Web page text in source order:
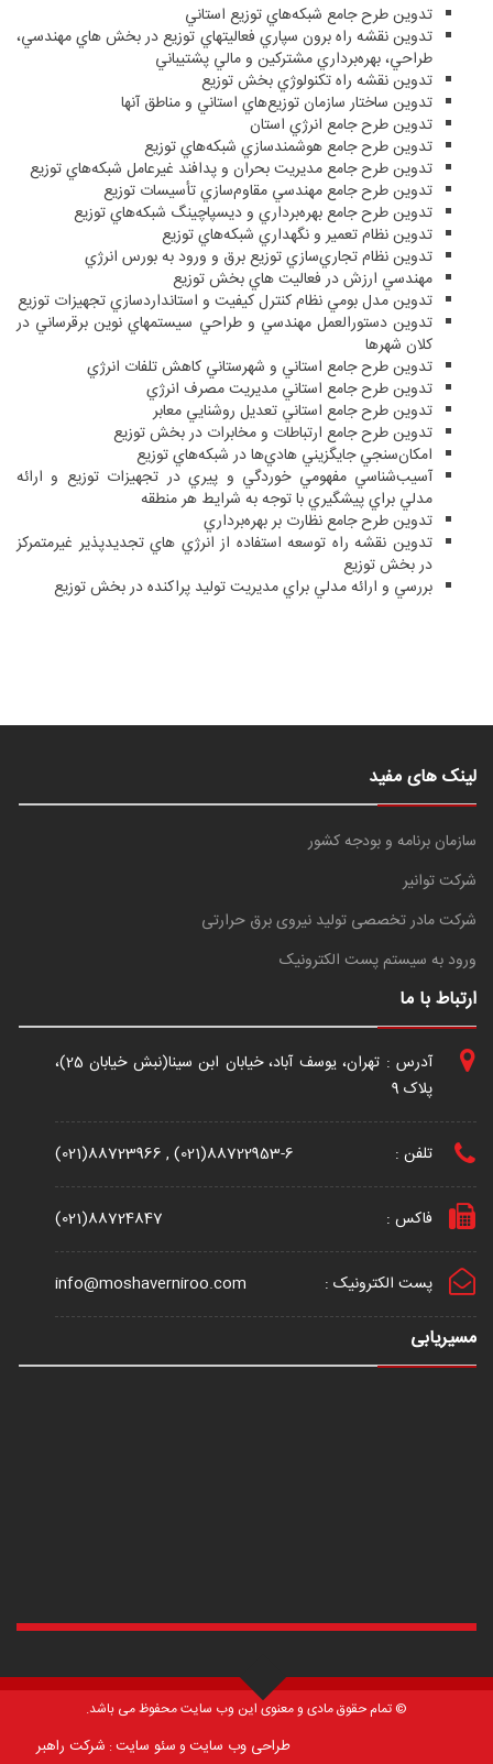
تدوين طرح جامع شبكه‌هاي توزيع استاني
تدوين نقشه راه برون سپاري فعاليتهاي توزيع در بخش هاي مهندسي،
طراحي، بهره‌برداري مشتركين و مالي پشتيباني
تدوين نقشه راه تكنولوژي بخش توزيع
تدوين ساختار سازمان توزيع‌هاي استاني و مناطق آنها
تدوين طرح جامع انرژي استان
تدوين طرح جامع هوشمندسازي شبكه‌هاي توزيع
تدوين طرح جامع مديريت بحران و پدافند غيرعامل شبكه‌هاي توزيع
تدوين طرح جامع مهندسي مقاوم‌سازي تأسيسات توزيع
تدوين طرح جامع بهره‌برداري و ديسپاچينگ شبكه‌هاي توزيع
تدوين نظام تعمير و نگهداري شبكه‌هاي توزيع
تدوين نظام تجاري‌سازي توزيع برق و ورود به بورس انرژي
مهندسي ارزش در فعاليت هاي بخش توزيع
تدوين مدل بومي نظام كنترل كيفيت و استانداردسازي تجهيزات توزيع
تدوين دستورالعمل مهندسي و طراحي سيستمهاي نوين برقرساني در
كلان شهرها
تدوين طرح جامع استاني و شهرستاني كاهش تلفات انرژي
تدوين طرح جامع استاني مديريت مصرف انرژي
تدوين طرح جامع استاني تعديل روشنايي معابر
تدوين طرح جامع ارتباطات و مخابرات در بخش توزيع
امكان‌سنجي جايگزيني هادي‌ها در شبكه‌هاي توزيع
آسيب‌شناسي مفهومي خوردگي و پيري در تجهيزات توزيع و ارائه
مدلي براي پيشگيري با توجه به شرايط هر منطقه
تدوين طرح جامع نظارت بر بهره‌برداري
تدوين نقشه راه توسعه استفاده از انرژي هاي تجديدپذير غيرمتمركز
در بخش توزيع
بررسي و ارائه مدلي براي مديريت توليد پراكنده در بخش توزيع
لینک های مفید
سازمان برنامه و بودجه کشور
شرکت توانیر
شرکت مادر تخصصی تولید نیروی برق حرارتی
ورود به سیستم پست الکترونیک
ارتباط با ما
آدرس : تهران، یوسف آباد، خیابان ابن سینا(نبش خیابان 25)،
پلاک 9
تلفن : (021)88723966 , (021)88722953-6
فاکس : (021)88724847
پست الکترونیک : info@moshaverniroo.com
مسیریابی
© تمام حقوق مادی و معنوی این وب سایت محفوظ می باشد.
طراحی وب سایت و سئو سایت: شرکت راهبر